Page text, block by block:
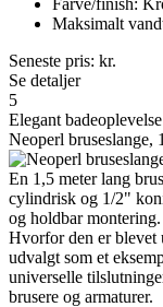
Farve/finish:
Maksimalt
Seneste pris: kr.
Se detaljer
5
Elegant badeoplevelse
Neoperl bruseslange,
En 1,5 meter lang
cylindrisk og 1/2"
og holdbar montering.
Hvorfor den er blevet
udvalgt som et
universelle
brusere og armaturer.